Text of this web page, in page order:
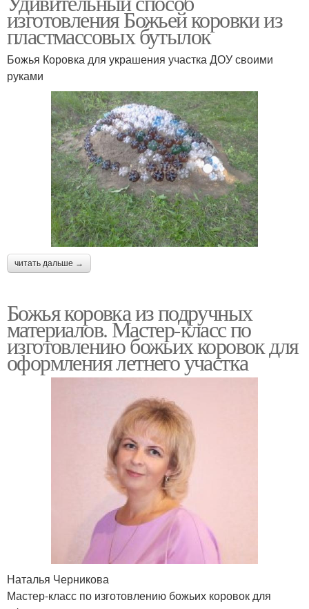
изготовления Божьей коровки из
пластмассовых бутылок
Божья Коровка для украшения участка ДОУ своими
руками
читать дальше →
Божья коровка из подручных
материалов. Мастер-класс по
изготовлению божьих коровок для
оформления летнего участка
Наталья Черникова
Мастер-класс по изготовлению божьих коровок для